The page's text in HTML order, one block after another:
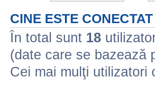
CINE ESTE CONECTAT
În total sunt 18
(date care se bazează
Cei mai mulţi